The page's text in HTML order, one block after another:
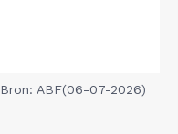
Bron: ABF(06-07-2026)